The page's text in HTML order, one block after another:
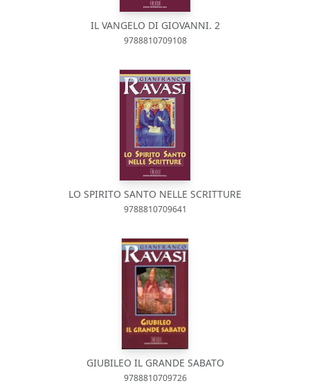
IL VANGELO DI GIOVANNI. 2
9788810709108
LO SPIRITO SANTO NELLE SCRITTURE
9788810709641
GIUBILEO IL GRANDE SABATO
9788810709726